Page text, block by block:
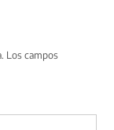
Los campos